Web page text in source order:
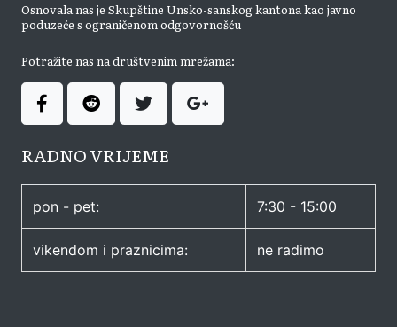
Osnovala nas je Skupštine Unsko-sanskog kantona kao javno
poduzeće s ograničenom odgovornošću
Potražite nas na društvenim mrežama:
RADNO VRIJEME
pon - pet: 7:30 - 15:00
vikendom i praznicima: ne radimo